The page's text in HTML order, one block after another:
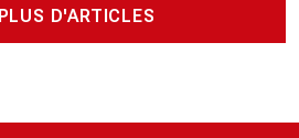
D'ARTICLES